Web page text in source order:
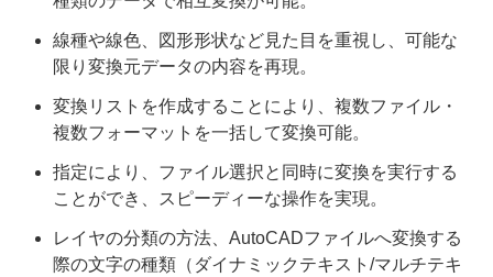
線種や線色、図形形状など見た目を重視し、可能な
限り変換元データの内容を再現。
変換リストを作成することにより、複数ファイル・
複数フォーマットを一括して変換可能。
指定により、ファイル選択と同時に変換を実行する
ことができ、スピーディーな操作を実現。
レイヤの分類の方法、AutoCADファイルへ変換する
際の文字の種類（ダイナミックテキスト/マルチテキ